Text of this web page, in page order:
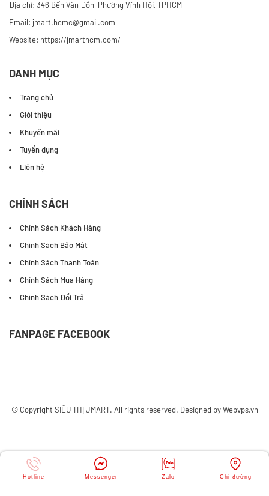
Địa chỉ: 346 Bến Vân Đồn, Phường Vĩnh Hội, TPHCM
Email: jmart.hcmc@gmail.com
Website: https://jmarthcm.com/
DANH MỤC
Trang chủ
Giới thiệu
Khuyến mãi
Tuyển dụng
Liên hệ
CHÍNH SÁCH
Chính Sách Khách Hàng
Chính Sách Bảo Mật
Chính Sách Thanh Toán
Chính Sách Mua Hàng
Chính Sách Đổi Trả
FANPAGE FACEBOOK
© Copyright SIÊU THỊ JMART. All rights reserved. Designed byWebvps.vn
Hotline Messenger Zalo Chỉ đường